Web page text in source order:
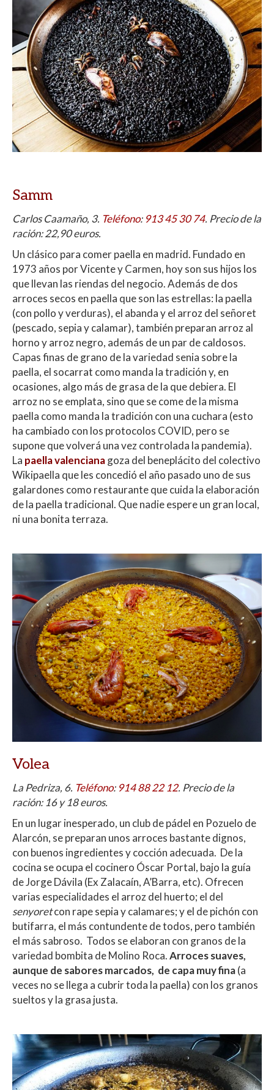
Samm
Carlos Caamaño, 3. Teléfono: 913 45 30 74. Precio de la
ración: 22,90 euros.
Un clásico para comer paella en madrid. Fundado en
1973 años por Vicente y Carmen, hoy son sus hijos los
que llevan las riendas del negocio. Además de dos
arroces secos en paella que son las estrellas: la paella
(con pollo y verduras), el abanda y el arroz del señoret
(pescado, sepia y calamar), también preparan arroz al
horno y arroz negro, además de un par de caldosos.
Capas finas de grano de la variedad senia sobre la
paella, el socarrat como manda la tradición y, en
ocasiones, algo más de grasa de la que debiera. El
arroz no se emplata, sino que se come de la misma
paella como manda la tradición con una cuchara (esto
ha cambiado con los protocolos COVID, pero se
supone que volverá una vez controlada la pandemia).
La paella valencianagoza del beneplácito del colectivo
Wikipaella que les concedió el año pasado uno de sus
galardones como restaurante que cuida la elaboración
de la paella tradicional. Que nadie espere un gran local,
ni una bonita terraza.
Volea
La Pedriza, 6. Teléfono: 914 88 22 12. Precio de la
ración: 16 y 18 euros.
En un lugar inesperado, un club de pádel en Pozuelo de
Alarcón, se preparan unos arroces bastante dignos,
con buenos ingredientes y cocción adecuada. De la
cocina se ocupa el cocinero Óscar Portal, bajo la guía
de Jorge Dávila (Ex Zalacaín, A’Barra, etc). Ofrecen
varias especialidades el arroz del huerto; el del
senyoretcon rape sepia y calamares; y el de pichón con
butifarra, el más contundente de todos, pero también
el más sabroso. Todos se elaboran con granos de la
variedad bombita de Molino Roca.Arroces suaves,
aunque de sabores marcados, de capa muy fina(a
veces no se llega a cubrir toda la paella) con los granos
sueltos y la grasa justa.